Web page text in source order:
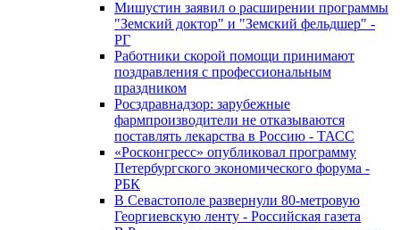
Мишустин заявил о расширении программы
"Земский доктор" и "Земский фельдшер" -
РГ
Работники скорой помощи принимают
поздравления с профессиональным
праздником
Росздравнадзор: зарубежные
фармпроизводители не отказываются
поставлять лекарства в Россию - ТАСС
«Росконгресс» опубликовал программу
Петербургского экономического форума -
РБК
В Севастополе развернули 80-метровую
Георгиевскую ленту - Российская газета